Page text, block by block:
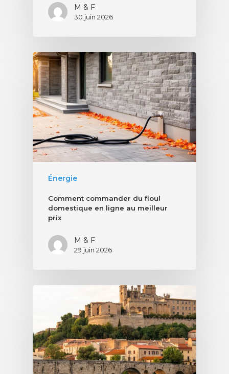
M & F
30 juin 2026
Énergie
Comment commander du fioul
domestique en ligne au meilleur
prix
M & F
29 juin 2026